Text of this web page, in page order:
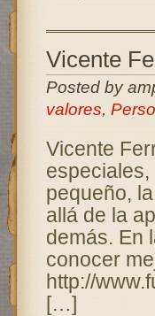
Vicente
Posted by
valores,
Vicente
pequeño,
allá de la
demás. En
conocer
http://
[…]